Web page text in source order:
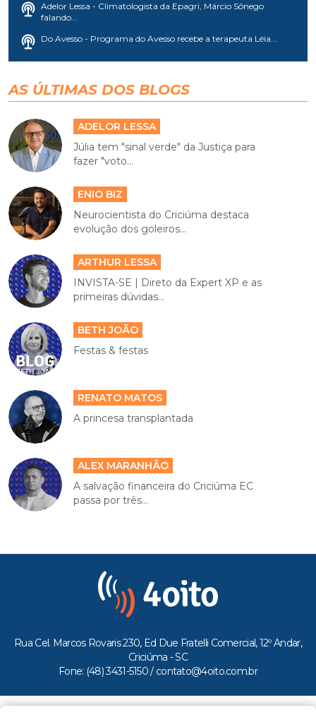
Adelor Lessa - Climatologista da Epagri, Márcio Sônego
falando...
Do Avesso - Programa do Avesso recebe a terapeuta Léia...
AS ÚLTIMAS DOS BLOGS
ADELOR LESSA
Júlia tem "sinal verde" da Justiça para
fazer "voto...
ENIO BIZ
Neurocientista do Criciúma destaca
evolução dos goleiros...
ARTHUR LESSA
INVISTA-SE | Direto da Expert XP e as
primeiras dúvidas...
BETH JOÃO
Festas & festas
RENATO MATOS
A princesa transplantada
ALEX MARANHÃO
A salvação financeira do Criciúma EC
passa por três...
Rua Cel. Marcos Rovaris 230, Ed Due Fratelli Comercial, 12º Andar,
Criciúma - SC
Fone: (48) 3431-5150 / contato@4oito.com.br